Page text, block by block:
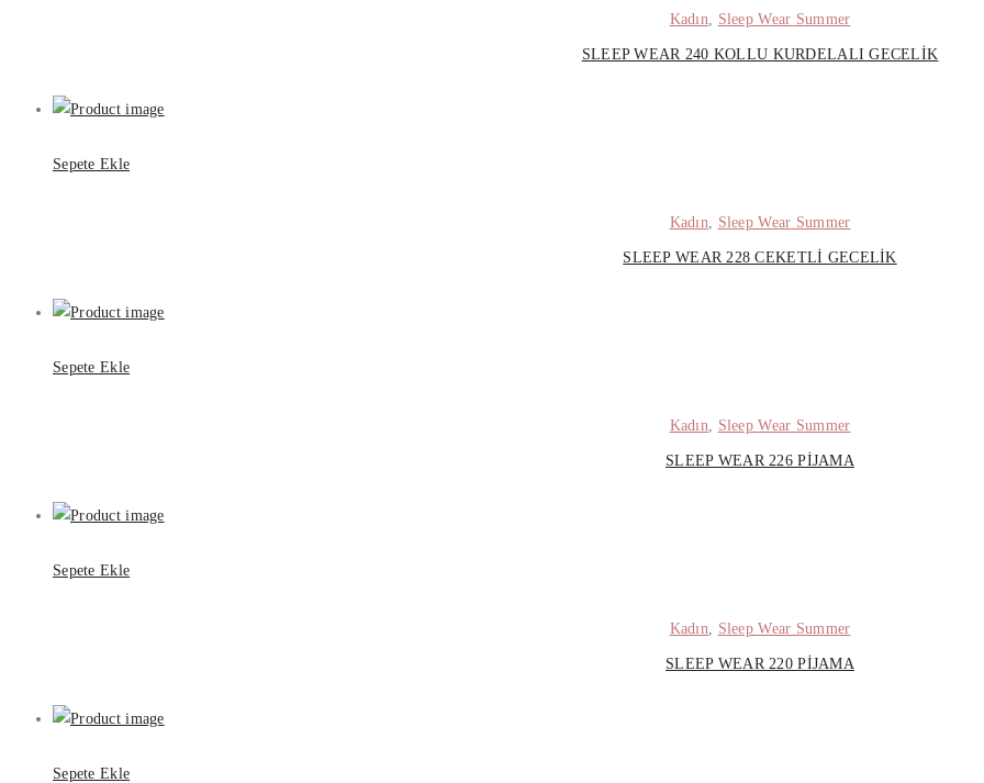
Kadın Sleep Wear Summer
SLEEP WEAR 240 KOLLU KURDELALI GECELIK
Sepete Ekle
Kadın Sleep Wear Summer
SLEEP WEAR 228 CEKETLI GECELIK
Sepete Ekle
Kadın Sleep Wear Summer
SLEEP WEAR 226 PIJAMA
Sepete Ekle
Kadın Sleep Wear Summer
SLEEP WEAR 220 PIJAMA
Sepete Ekle